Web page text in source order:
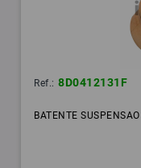
Ref.: 8D0412131F
BATENTE